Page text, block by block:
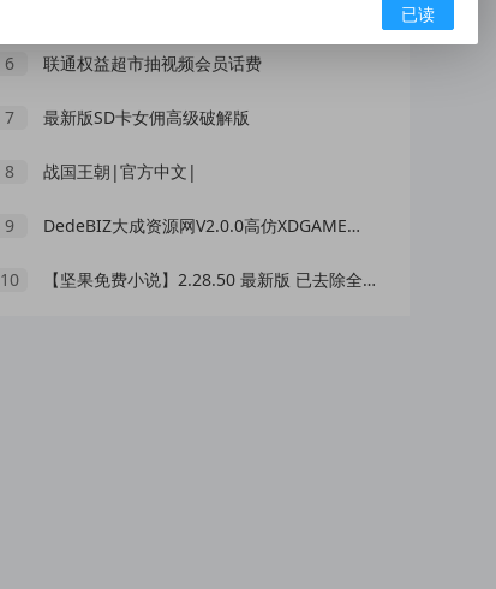
6 联通权益超市抽视频会员话费
7 最新版SD卡女佣高级破解版
8 战国王朝|官方中文|
9 DedeBIZ大成资源网V2.0.0高仿XDGAME模板
10 【坚果免费小说】2.28.50 最新版 已去除全部广告
已读